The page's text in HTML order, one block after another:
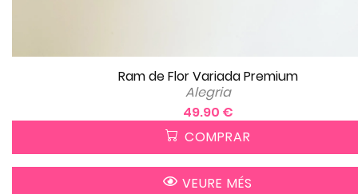
Ram de Flor Variada Premium
Alegria
49.90 €
COMPRAR
VEURE MÉS